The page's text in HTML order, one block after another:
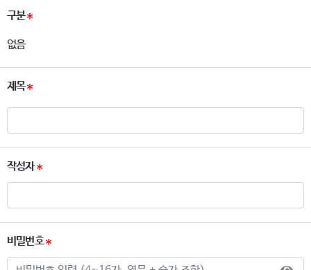
구분
없음
제목
작성자
비밀번호